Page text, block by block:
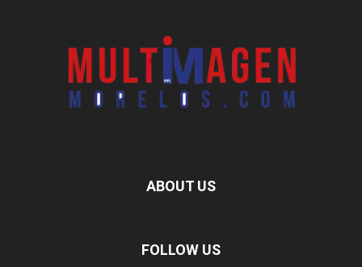
ABOUT US
FOLLOW US